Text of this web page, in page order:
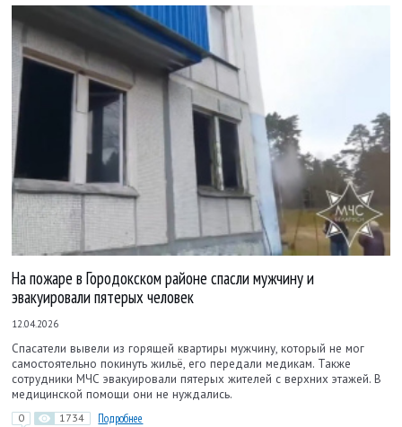
На пожаре в Городокском районе спасли мужчину и
эвакуировали пятерых человек
12.04.2026
Спасатели вывели из горящей квартиры мужчину, который не мог
самостоятельно покинуть жильё, его передали медикам. Также
сотрудники МЧС эвакуировали пятерых жителей с верхних этажей. В
медицинской помощи они не нуждались.
0 1734 Подробнее